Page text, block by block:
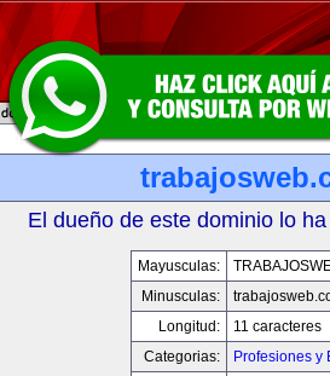
El dueño de este dominio lo
Mayusculas:
Minusculas:
Longitud:
11 caracteres
Categorias:
Profesiones y